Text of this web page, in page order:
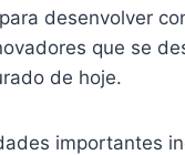
desenvolver
que se
de hoje.
importantes